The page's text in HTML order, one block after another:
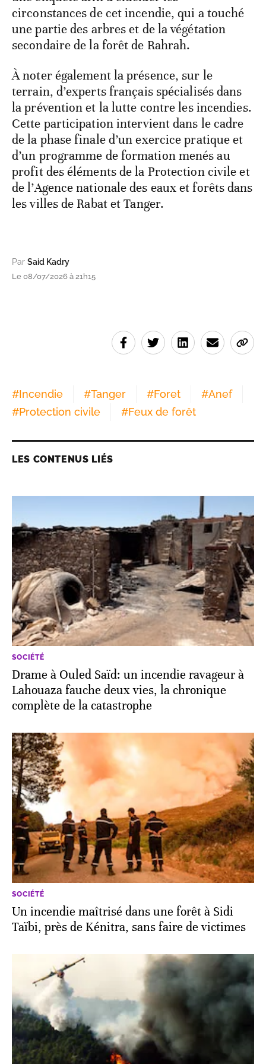
circonstances de cet incendie, qui a touché
une partie des arbres et de la végétation
secondaire de la forêt de Rahrah.
À noter également la présence, sur le
terrain, d’experts français spécialisés dans
la prévention et la lutte contre les incendies.
Cette participation intervient dans le cadre
de la phase finale d’un exercice pratique et
d’un programme de formation menés au
profit des éléments de la Protection civile et
de l’Agence nationale des eaux et forêts dans
les villes de Rabat et Tanger.
Par Said Kadry
Le 08/07/2026 à 21h15
#Incendie #Tanger #Foret #Anef
#Protection civile #Feux de forêt
LES CONTENUS LIÉS
SOCIÉTÉ
Drame à Ouled Saïd: un incendie ravageur à
Lahouaza fauche deux vies, la chronique
complète de la catastrophe
SOCIÉTÉ
Un incendie maîtrisé dans une forêt à Sidi
Taïbi, près de Kénitra, sans faire de victimes